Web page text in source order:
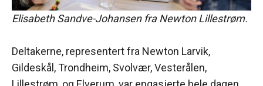
Elisabeth Sandve-Johansen fra Newton Lillestrøm.
Deltakerne, representert fra Newton Larvik,
Gildeskål, Trondheim, Svolvær, Vesterålen,